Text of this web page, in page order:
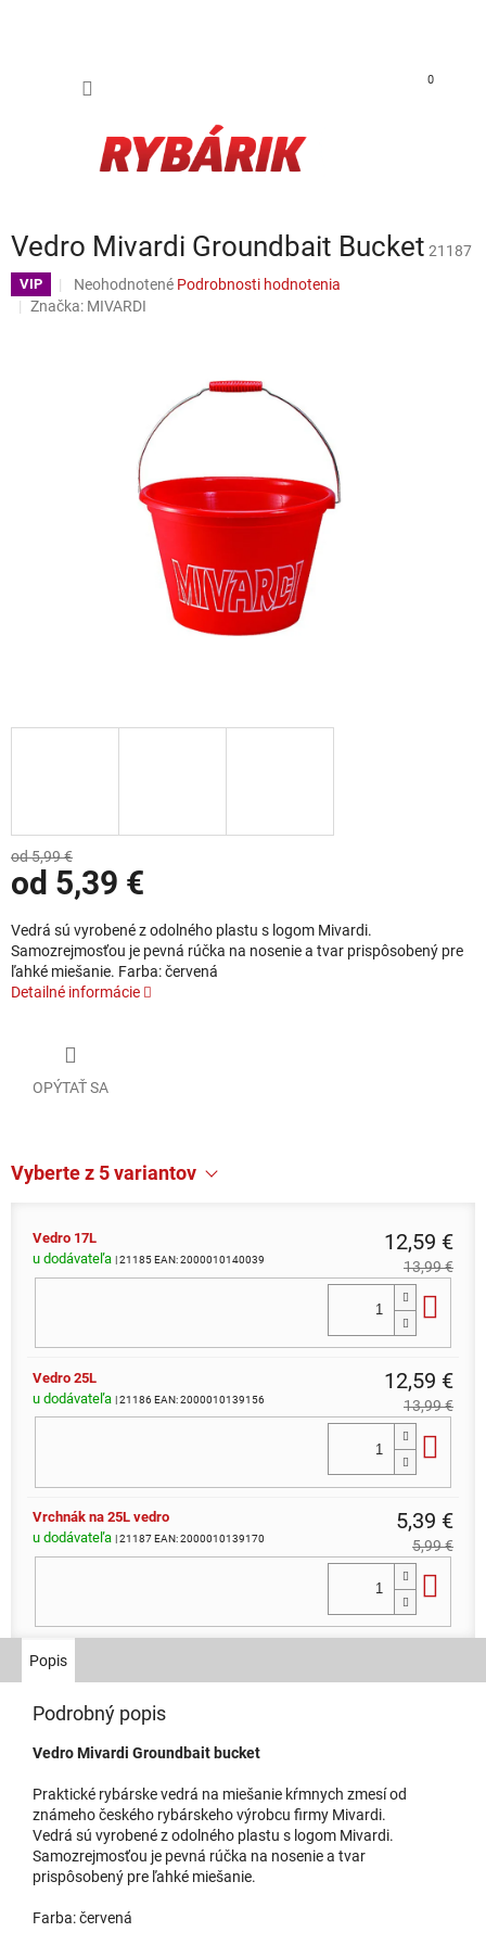
0
Vedro Mivardi Groundbait Bucket 21187
VIP Priemerné hodnotenie produktu je 0,0 z 5 hviezdičiek.
Neohodnotené Podrobnosti hodnotenia
Značka: MIVARDI
od 5,99 €
od 5,39 €
Jednotková cena:
Vedrá sú vyrobené z odolného plastu s logom Mivardi.
Samozrejmosťou je pevná rúčka na nosenie a tvar prispôsobený pre
ľahké miešanie. Farba: červená
Detailné informácie
OPÝTAŤ SA
Vyberte z 5 variantov
Vedro 17L
u dodávateľa
| 21185 EAN:2000010140039
12,59 €
13,99 €
Vedro 25L
u dodávateľa | 21186 EAN:2000010139156
12,59 €
13,99 €
Vrchnák na 25L vedro
u dodávateľa | 21187EAN:2000010139170
5,39 €
5,99 €
Vrchnák na 17L vedro
5,99 €
Vanička pre 25L vedro
u dodávateľa| 21189
6,29 €
Popis
Podrobný popis
Vedro Mivardi Groundbait bucket
Praktické rybárske vedrá na miešanie kŕmnych zmesí od
známeho českého rybárskeho výrobcu firmy Mivardi.
Vedrá sú vyrobené z odolného plastu s logom Mivardi.
Samozrejmosťou je pevná rúčka na nosenie a tvar
prispôsobený pre ľahké miešanie.
Farba: červená